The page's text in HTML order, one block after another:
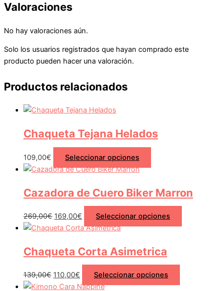
Valoraciones
No hay valoraciones aún.
Solo los usuarios registrados que hayan comprado este
producto pueden hacer una valoración.
Productos relacionados
Chaqueta Tejana Helados
109,00€ Seleccionar opciones
Cazadora de Cuero Biker Marron
269,00€ 169,00€ Seleccionar opciones
Chaqueta Corta Asimetrica
139,00€ 110,00€ Seleccionar opciones